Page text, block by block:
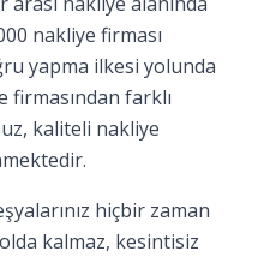
nakliye firması
yapma ilkesi yolunda
firmasından farklı
kaliteli nakliye
hiçbir zaman
kalmaz, kesintisiz